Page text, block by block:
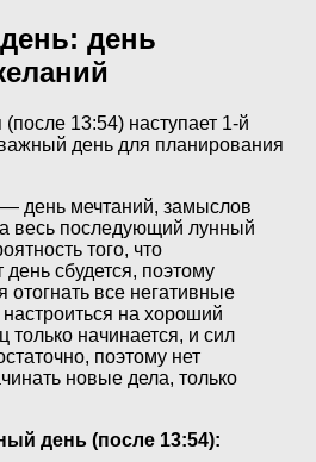
день
13:54) наступает 1-й
день для планирования
день мечтаний, замыслов
весь последующий лунный
того, что
день сбудется, поэтому
отогнать все негативные
на хороший
начинается, и сил
поэтому нет
новые дела, только
день (после 13:54):